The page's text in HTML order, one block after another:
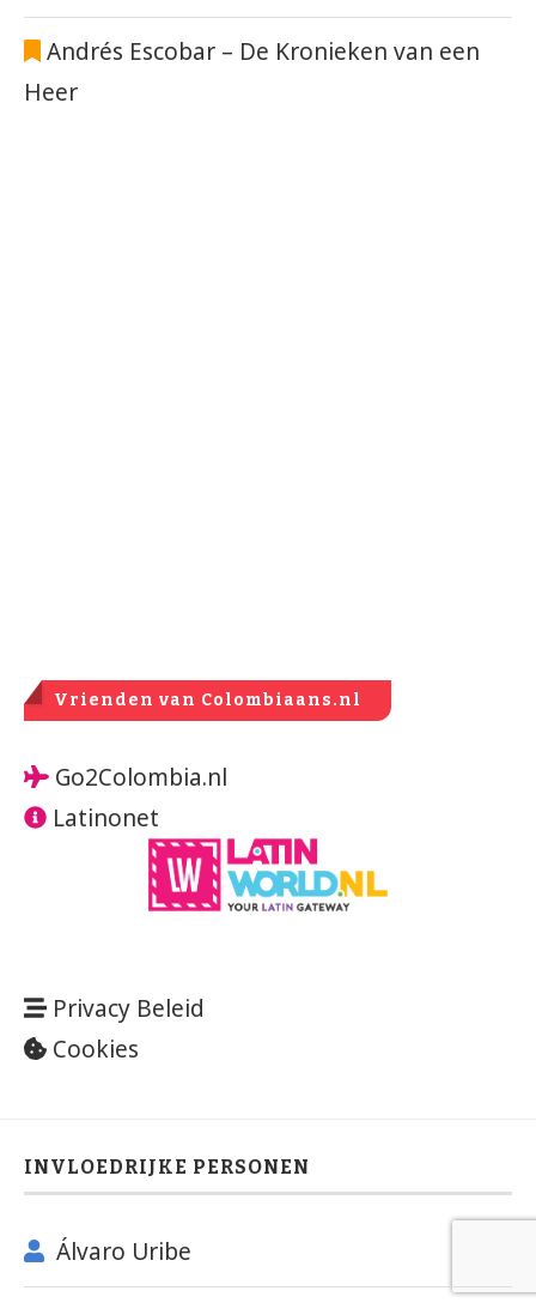
Andrés Escobar – De Kronieken van een
Heer
Vrienden van Colombiaans.nl
Go2Colombia.nl
Latinonet
Privacy Beleid
Cookies
INVLOEDRIJKE PERSONEN
Álvaro Uribe